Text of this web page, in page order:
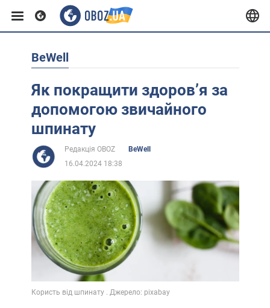
Європа
США
Африка
Життя
Лайфхаки
BeWell
Як покращити здоровʼя за
допомогою звичайного
шпинату
Редакція OBOZ
BeWell
16.04.2024 18:38
Користь від шпинату . Джерело: pixabay